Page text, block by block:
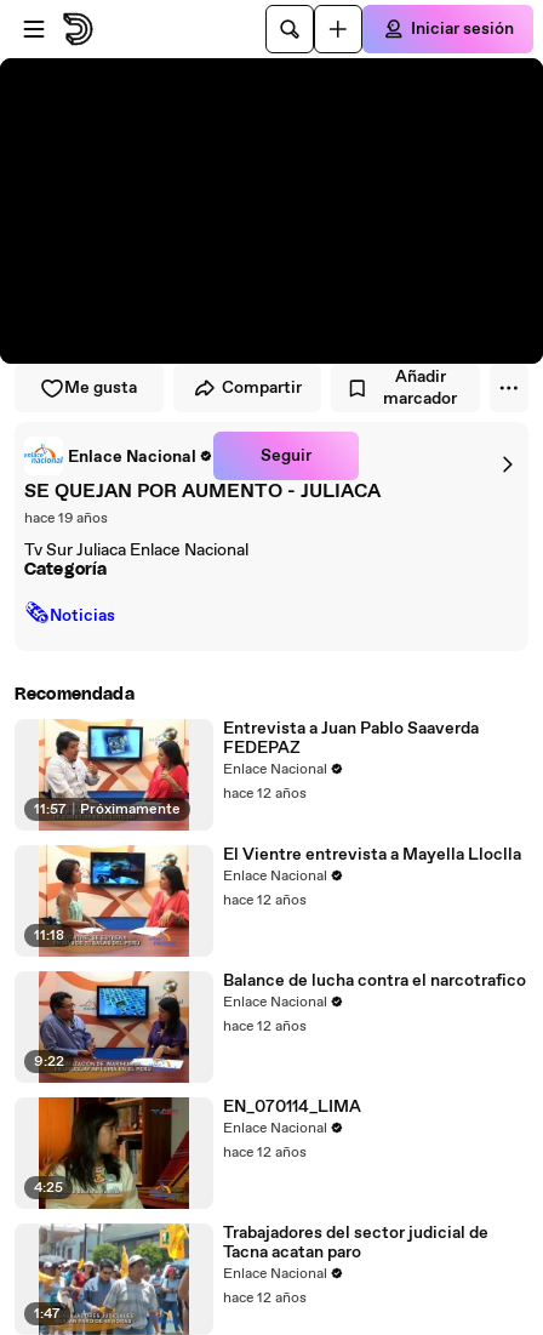
Saltar al reproductor
Saltar al contenido principal
Iniciar sesión
Me gusta Compartir
Añadir
marcador
Enlace Nacional Seguir
SE QUEJAN POR AUMENTO - JULIACA
hace 19 años
Tv Sur Juliaca Enlace Nacional
Categoría
🗞Noticias
Recomendada
11:57 | Próximamente
Entrevista a Juan Pablo Saaverda
FEDEPAZ
Enlace Nacional
hace 12 años
11:18
El Vientre entrevista a Mayella Lloclla
Enlace Nacional
hace 12 años
9:22
Balance de lucha contra el narcotrafico
Enlace Nacional
hace 12 años
4:25
EN_070114_LIMA
Enlace Nacional
hace 12 años
1:47
Trabajadores del sector judicial de
Tacna acatan paro
Enlace Nacional
hace 12 años